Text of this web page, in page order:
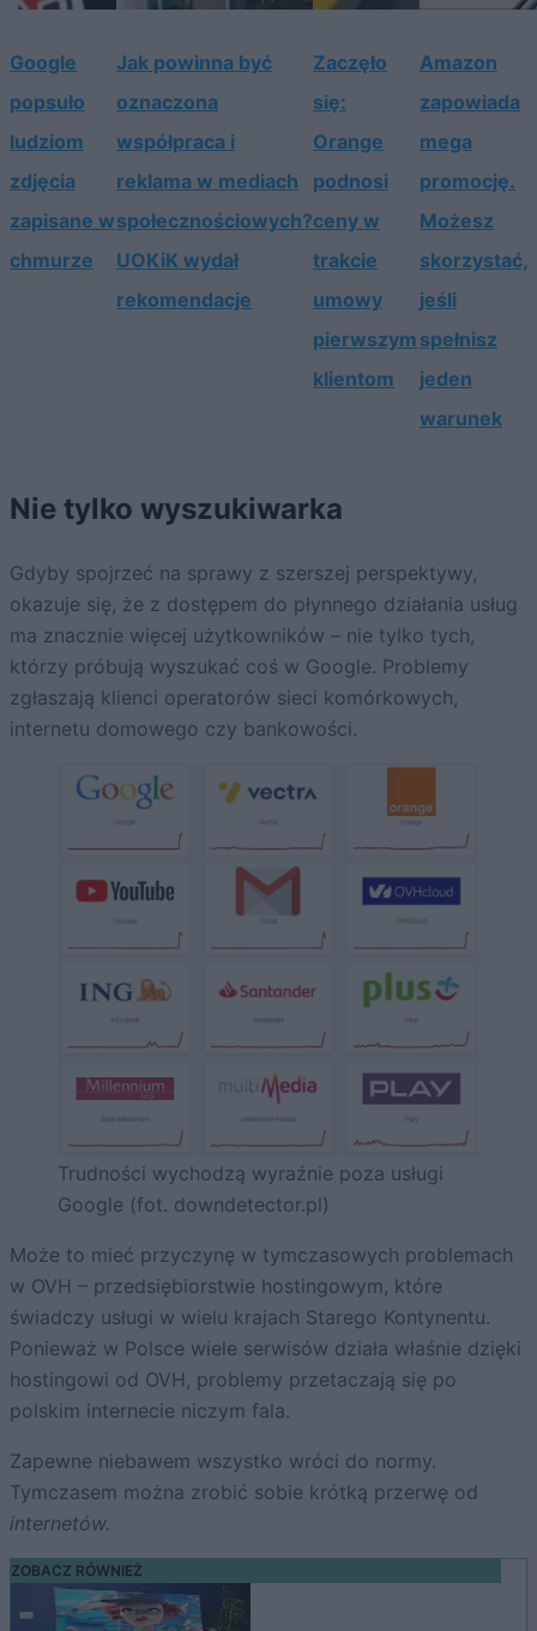
Google
popsuło
ludziom
zdjęcia
zapisane w
chmurze
Jak powinna być
oznaczona
współpraca i
reklama w mediach
społecznościowych?
UOKiK wydał
rekomendacje
Zaczęło
się:
Orange
podnosi
ceny w
trakcie
umowy
pierwszym
klientom
Amazon
zapowiada
mega
promocję.
Możesz
skorzystać,
jeśli
spełnisz
jeden
warunek
Nie tylko wyszukiwarka
Gdyby spojrzeć na sprawy z szerszej perspektywy,
okazuje się, że z dostępem do płynnego działania usług
ma znacznie więcej użytkowników – nie tylko tych,
którzy próbują wyszukać coś w Google. Problemy
zgłaszają klienci operatorów sieci komórkowych,
internetu domowego czy bankowości.
Trudności wychodzą wyraźnie poza usługi
Google (fot. downdetector.pl)
Może to mieć przyczynę w tymczasowych problemach
w OVH – przedsiębiorstwie hostingowym, które
świadczy usługi w wielu krajach Starego Kontynentu.
Ponieważ w Polsce wiele serwisów działa właśnie dzięki
hostingowi od OVH, problemy przetaczają się po
polskim internecie niczym fala.
Zapewne niebawem wszystko wróci do normy.
Tymczasem można zrobić sobie krótką przerwę od
internetów.
ZOBACZ RÓWNIEŻ